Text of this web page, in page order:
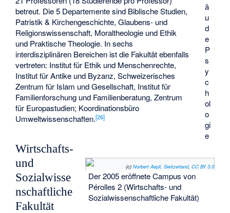
ä
u
d
e
P
s
y
c
h
ol
o
gi
e
(c) Norbert Aepli, Switzerland, CC BY 3.0
Der 2005 eröffnete Campus von
Pérolles 2 (Wirtschafts- und
Sozialwissenschaftliche Fakultät)
betreut. Die 5 Departemente sind Biblische Studien,
Patristik & Kirchengeschichte, Glaubens- und
Religionswissenschaft, Moraltheologie und Ethik
und Praktische Theologie. In sechs
interdisziplinären Bereichen ist die Fakultät ebenfalls
vertreten: Institut für Ethik und Menschenrechte,
Institut für Antike und Byzanz, Schweizerisches
Zentrum für Islam und Gesellschaft, Institut für
Familienforschung und Familienberatung, Zentrum
für Europastudien; Koordinationsbüro
Umweltwissenschaften.[26]
Wirtschafts-
und
Sozialwisse
nschaftliche
Fakultät